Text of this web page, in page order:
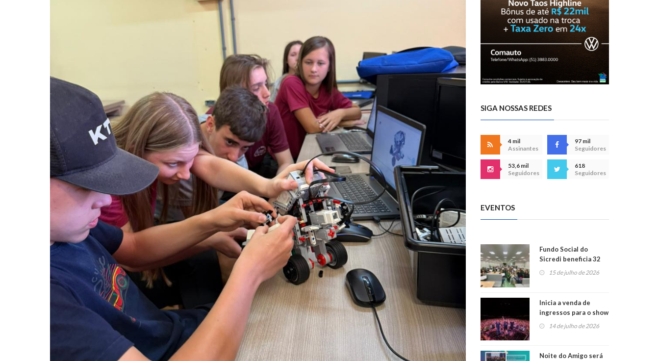
SIGA NOSSAS REDES
4 mil
Assinantes
97 mil
Seguidores
53,6 mil
Seguidores
618
Seguidores
EVENTOS
Fundo Social do
Sicredi beneficia 32
projetos em
15 de julho de 2026
Inicia a venda de
ingressos para o show
do Jota Quest nos 45
anos da Sicredi Ouro
14 de julho de 2026
Noite do Amigo será